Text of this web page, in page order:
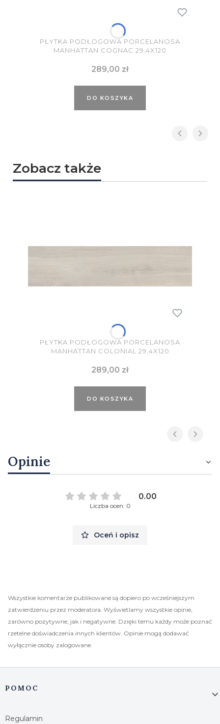
PŁYTKA PODŁOGOWA PORCELANOSA
MANHATTAN COGNAC 29,4X120
Cena
289,00 zł
DO KOSZYKA
Zobacz także
PŁYTKA PODŁOGOWA PORCELANOSA
MANHATTAN COLONIAL 29,4X120
Cena
289,00 zł
DO KOSZYKA
Opinie
0.00
Liczba ocen: 0
Oceń i opisz
Wszystkie komentarze publikowane są dopiero po wcześniejszym
zatwierdzeniu przez moderatora. Wyświetlamy wszystkie opinie,
zarówno pozytywne, jak i negatywne. Dzięki temu każdy może poznać
rzetelne doświadczenia innych klientów. Opinie mogą dodawać
wyłącznie osoby zalogowane.
Linki w stopce
POMOC
Regulamin